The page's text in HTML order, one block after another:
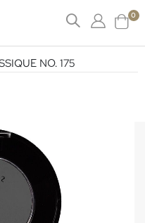
Cart
0
NO. 175